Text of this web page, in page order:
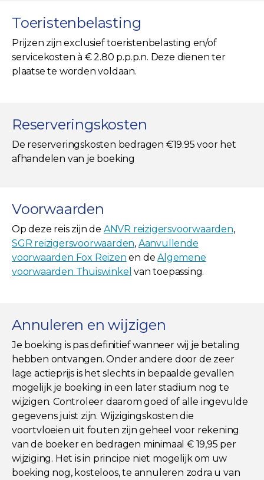
Toeristenbelasting
Prijzen zijn exclusief toeristenbelasting en/of
servicekosten à € 2.80 p.p.p.n. Deze dienen ter
plaatse te worden voldaan.
Reserveringskosten
De reserveringskosten bedragen €19.95 voor het
afhandelen van je boeking
Voorwaarden
Op deze reis zijn de ANVR reizigersvoorwaarden,
SGR reizigersvoorwaarden, Aanvullende
voorwaarden Fox Reizen en deAlgemene
voorwaarden Thuiswinkel van toepassing.
Annuleren en wijzigen
Je boeking is pas definitief wanneer wij je betaling
hebben ontvangen. Onder andere door de zeer
lage actieprijs is het slechts in bepaalde gevallen
mogelijk je boeking in een later stadium nog te
wijzigen. Controleer daarom goed of alle ingevulde
gegevens juist zijn. Wijzigingskosten die
voortvloeien uit fouten zijn geheel voor rekening
van de boeker en bedragen minimaal € 19,95 per
wijziging. Het is in principe niet mogelijk om uw
boeking nog, kosteloos, te annuleren zodra u van